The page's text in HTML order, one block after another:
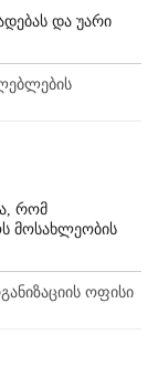
და უარი
რომ
მოსახლეობის
ოფისი